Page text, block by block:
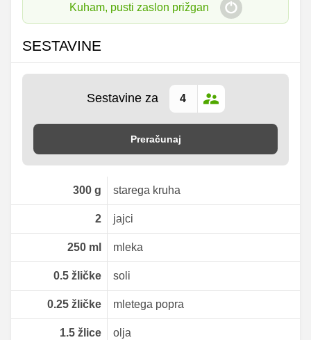
Kuham, pusti zaslon prižgan
SESTAVINE
Sestavine za
Preračunaj
300g starega kruha
2 jajci
250ml mleka
0.5žličke soli
0.25žličke mletega popra
1.5žlice olja